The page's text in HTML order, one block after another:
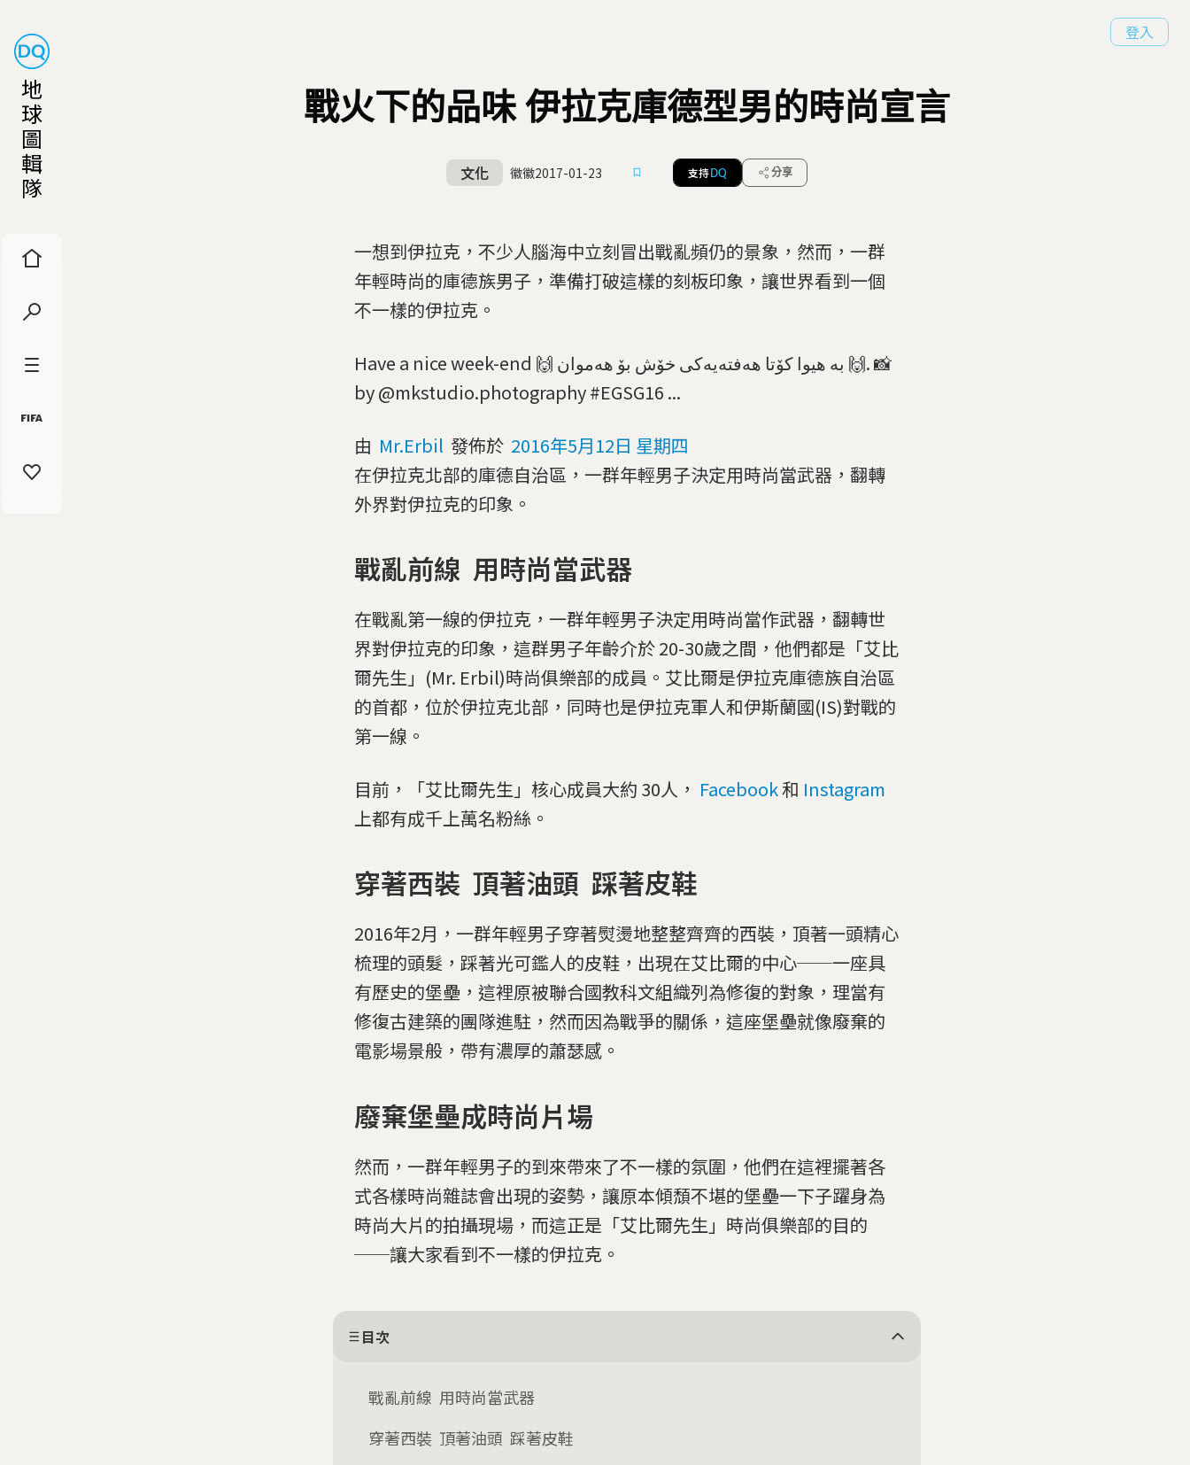
地
球
圖
輯
隊
登入
戰火下的品味 伊拉克庫德型男的時尚宣言
文化 徽徽2017-01-23 支持 DQ 分享
一想到伊拉克，不少人腦海中立刻冒出戰亂頻仍的景象，然而，一群
年輕時尚的庫德族男子，準備打破這樣的刻板印象，讓世界看到一個
不一樣的伊拉克。
Have a nice week-end 🙌 بە هیوا کۆتا هەفتەیەکی خۆش بۆ هەموان 🙌. 📸
by @mkstudio.photography #EGSG16 ...
由 Mr.Erbil 發佈於 2016年5月12日 星期四
在伊拉克北部的庫德自治區，一群年輕男子決定用時尚當武器，翻轉
外界對伊拉克的印象。
戰亂前線 用時尚當武器
在戰亂第一線的伊拉克，一群年輕男子決定用時尚當作武器，翻轉世
界對伊拉克的印象，這群男子年齡介於 20-30歲之間，他們都是「艾比
爾先生」(Mr. Erbil)時尚俱樂部的成員。艾比爾是伊拉克庫德族自治區
的首都，位於伊拉克北部，同時也是伊拉克軍人和伊斯蘭國(IS)對戰的
第一線。
目前，「艾比爾先生」核心成員大約 30人， Facebook和 Instagram
上都有成千上萬名粉絲。
穿著西裝 頂著油頭 踩著皮鞋
2016年2月，一群年輕男子穿著熨燙地整整齊齊的西裝，頂著一頭精心
梳理的頭髮，踩著光可鑑人的皮鞋，出現在艾比爾的中心──一座具
有歷史的堡壘，這裡原被聯合國教科文組織列為修復的對象，理當有
修復古建築的團隊進駐，然而因為戰爭的關係，這座堡壘就像廢棄的
電影場景般，帶有濃厚的蕭瑟感。
廢棄堡壘成時尚片場
然而，一群年輕男子的到來帶來了不一樣的氛圍，他們在這裡擺著各
式各樣時尚雜誌會出現的姿勢，讓原本傾頹不堪的堡壘一下子躍身為
時尚大片的拍攝現場，而這正是「艾比爾先生」時尚俱樂部的目的
──讓大家看到不一樣的伊拉克。
目次
戰亂前線 用時尚當武器
穿著西裝 頂著油頭 踩著皮鞋